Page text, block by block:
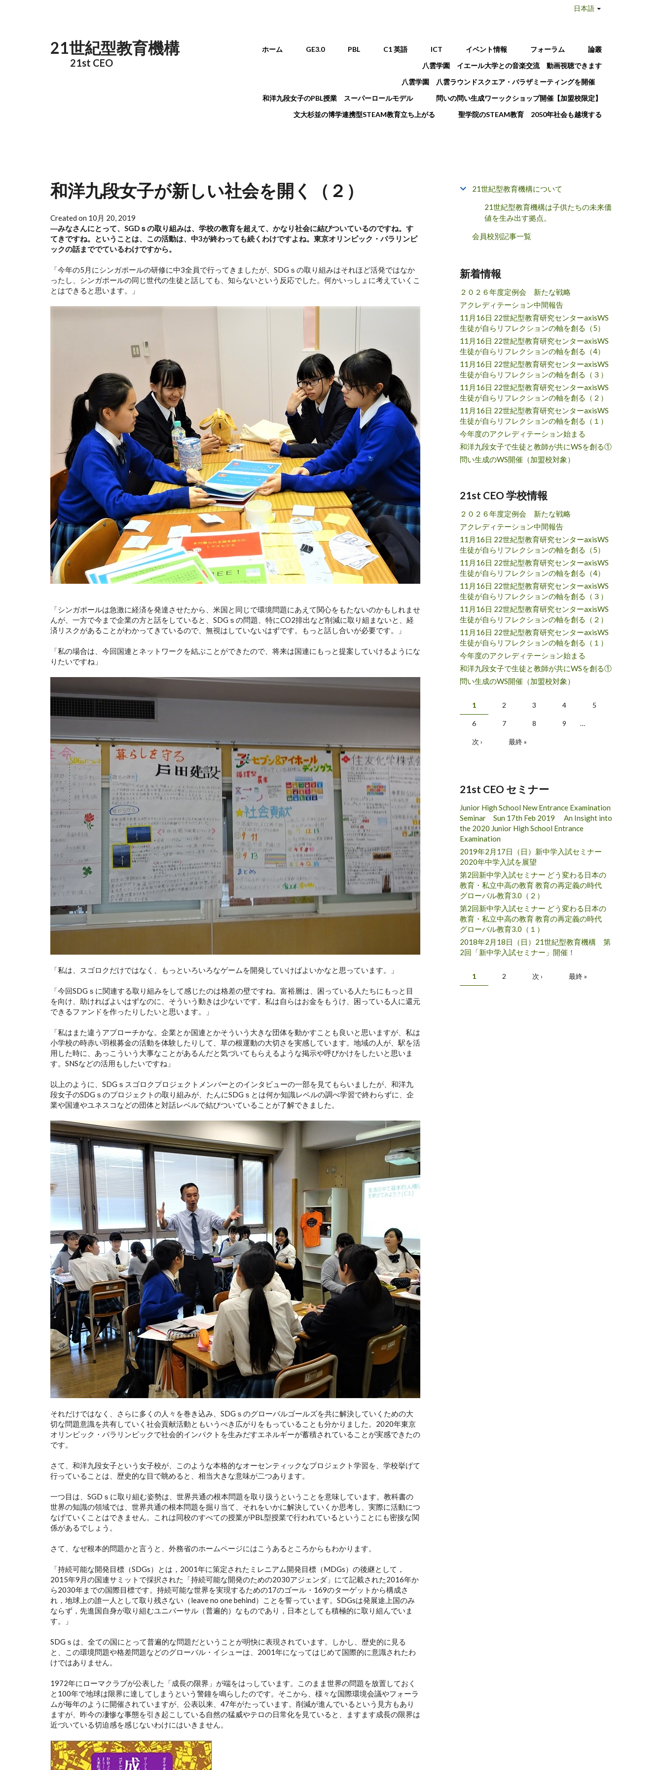
日本語
21世紀型教育機構
21st CEO
メインメニュー
ホーム GE3.0 PBL C1 英語 ICT イベント情報 フォーラム
論叢
八雲学園 イエール大学との音楽交流 動画視聴できます
八雲学園 八雲ラウンドスクエア・バラザミーティングを開催
和洋九段女子のPBL授業 スーパーロールモデル
問いの問い生成ワーックショップ開催【加盟校限定】
文大杉並の博学連携型STEAM教育立ち上がる
聖学院のSTEAM教育 2050年社会も越境する
和洋九段女子が新しい社会を開く（２）
Created on 10月 20, 2019
―みなさんにとって、SGDｓの取り組みは、学校の教育を超えて、かなり社会に結びついているのですね。す
てきですね。ということは、この活動は、中3が終わっても続くわけですよね。東京オリンピック・パラリンピ
ックの話まででているわけですから。
「今年の5月にシンガポールの研修に中3全員で行ってきましたが、SDGｓの取り組みはそれほど活発ではなか
ったし、シンガポールの同じ世代の生徒と話しても、知らないという反応でした。何かいっしょに考えていくこ
とはできると思います。」
「シンガポールは急激に経済を発達させたから、米国と同じで環境問題にあえて関心をもたないのかもしれませ
んが、一方で今まで企業の方と話をしていると、SDGｓの問題、特にCO2排出など削減に取り組まないと、経
済リスクがあることがわかってきているので、無視はしていないはずです。もっと話し合いが必要です。」
「私の場合は、今回国連とネットワークを結ぶことができたので、将来は国連にもっと提案していけるようにな
りたいですね」
「私は、スゴロクだけではなく、もっといろいろなゲームを開発していけばよいかなと思っています。」
「今回SDGｓに関連する取り組みをして感じたのは格差の壁ですね。富裕層は、困っている人たちにもっと目
を向け、助ければよいはずなのに、そういう動きは少ないです。私は自らはお金をもうけ、困っている人に還元
できるファンドを作ったりしたいと思います。」
「私はまた違うアプローチかな。企業とか国連とかそういう大きな団体を動かすことも良いと思いますが、私は
小学校の時赤い羽根募金の活動を体験したりして、草の根運動の大切さを実感しています。地域の人が、駅を活
用した時に、あっこういう大事なことがあるんだと気づいてもらえるような掲示や呼びかけをしたいと思いま
す。SNSなどの活用もしたいですね」
以上のように、SDGｓスゴロクプロジェクトメンバーとのインタビューの一部を見てもらいましたが、和洋九
段女子のSDGｓのプロジェクトの取り組みが、たんにSDGｓとは何か知識レベルの調べ学習で終わらずに、企
業や国連やユネスコなどの団体と対話レベルで結びついていることが了解できました。
それだけではなく、さらに多くの人々を巻き込み、SDGｓのグローバルゴールズを共に解決していくための大
切な問題意識を共有していく社会貢献活動ともいうべき広がりをもっていることも分かりました。2020年東京
オリンピック・パラリンピックで社会的インパクトを生みだすエネルギーが蓄積されていることが実感できたの
です。
さて、和洋九段女子という女子校が、このような本格的なオーセンティックなプロジェクト学習を、学校挙げて
行っていることは、歴史的な目で眺めると、相当大きな意味が二つあります。
一つ目は、SGDｓに取り組む姿勢は、世界共通の根本問題を取り扱うということを意味しています。教科書の
世界の知識の領域では、世界共通の根本問題を掘り当て、それをいかに解決していくか思考し、実際に活動につ
なげていくことはできません。これは同校のすべての授業がPBL型授業で行われているということにも密接な関
係があるでしょう。
さて、なぜ根本的問題かと言うと、外務省のホームページにはこうあるところからもわかります。
「持続可能な開発目標（SDGs）とは，2001年に策定されたミレニアム開発目標（MDGs）の後継として，
2015年9月の国連サミットで採択された「持続可能な開発のための2030アジェンダ」にて記載された2016年か
ら2030年までの国際目標です。持続可能な世界を実現するための17のゴール・169のターゲットから構成さ
れ，地球上の誰一人として取り残さない（leave no one behind）ことを誓っています。SDGsは発展途上国のみ
ならず，先進国自身が取り組むユニバーサル（普遍的）なものであり，日本としても積極的に取り組んでいま
す。」
SDGｓは、全ての国にとって普遍的な問題だということが明快に表現されています。しかし、歴史的に見る
と、この環境問題や格差問題などのグローバル・イシューは、2001年になってはじめて国際的に意識されたわ
けではありません。
1972年にローマクラブが公表した「成長の限界」が端をはっしています。このまま世界の問題を放置しておく
と100年で地球は限界に達してしまうという警鐘を鳴らしたのです。そこから、様々な国際環境会議やフォーラ
ムが毎年のように開催されていますが、公表以来、47年がたっています。削減が進んでいるという見方もあり
ますが、昨今の凄惨な事態を引き起こしている自然の猛威やテロの日常化を見ていると、ますます成長の限界は
近づいている切迫感を感じないわけにはいきません。
21世紀型教育機構について
21世紀型教育機構は子供たちの未来価
値を生み出す拠点。
会員校別記事一覧
新着情報
２０２６年度定例会 新たな戦略
アクレディテーション中間報告
11月16日 22世紀型教育研究センターaxisWS
生徒が自らリフレクションの軸を創る（5）
11月16日 22世紀型教育研究センターaxisWS
生徒が自らリフレクションの軸を創る（4）
11月16日 22世紀型教育研究センターaxisWS
生徒が自らリフレクションの軸を創る（３）
11月16日 22世紀型教育研究センターaxisWS
生徒が自らリフレクションの軸を創る（２）
11月16日 22世紀型教育研究センターaxisWS
生徒が自らリフレクションの軸を創る（１）
今年度のアクレディテーション始まる
和洋九段女子で生徒と教師が共にWSを創る①
問い生成のWS開催（加盟校対象）
21st CEO 学校情報
２０２６年度定例会 新たな戦略
アクレディテーション中間報告
11月16日 22世紀型教育研究センターaxisWS
生徒が自らリフレクションの軸を創る（5）
11月16日 22世紀型教育研究センターaxisWS
生徒が自らリフレクションの軸を創る（4）
11月16日 22世紀型教育研究センターaxisWS
生徒が自らリフレクションの軸を創る（３）
11月16日 22世紀型教育研究センターaxisWS
生徒が自らリフレクションの軸を創る（２）
11月16日 22世紀型教育研究センターaxisWS
生徒が自らリフレクションの軸を創る（１）
今年度のアクレディテーション始まる
和洋九段女子で生徒と教師が共にWSを創る①
問い生成のWS開催（加盟校対象）
ページ
1 2 3 4 5
6 7 8 9 …
次 › 最終 »
21st CEO セミナー
Junior High School New Entrance Examination
Seminar Sun 17th Feb 2019 An Insight into
the 2020 Junior High School Entrance
Examination
2019年2月17日（日）新中学入試セミナー
2020年中学入試を展望
第2回新中学入試セミナー どう変わる日本の
教育・私立中高の教育 教育の再定義の時代
グローバル教育3.0（２）
第2回新中学入試セミナー どう変わる日本の
教育・私立中高の教育 教育の再定義の時代
グローバル教育3.0（１）
2018年2月18日（日）21世紀型教育機構 第
2回「新中学入試セミナー」開催！
ページ
1 2 次 › 最終 »